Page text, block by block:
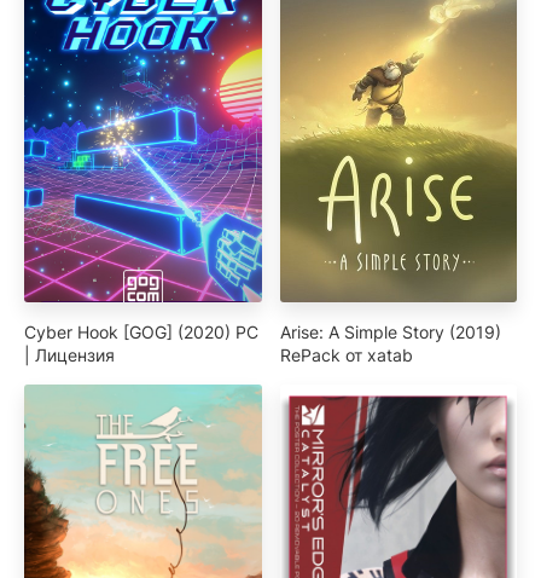
Cyber Hook [GOG] (2020) PC
| Лицензия
Arise: A Simple Story (2019)
RePack от xatab